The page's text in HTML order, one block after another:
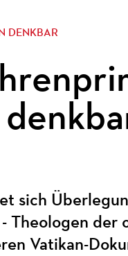
DENKBAR
sich
Theologen der
Vatikan-